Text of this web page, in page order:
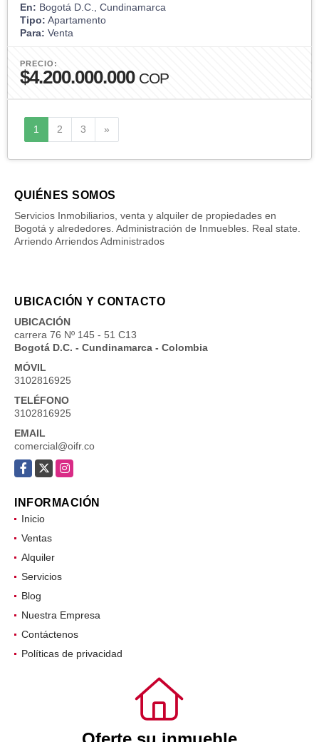
En: Bogotá D.C., Cundinamarca
Tipo: Apartamento
Para: Venta
PRECIO:
$4.200.000.000 COP
1 2 3 »
QUIÉNES SOMOS
Servicios Inmobiliarios, venta y alquiler de propiedades en
Bogotá y alrededores. Administración de Inmuebles. Real state.
Arriendo Arriendos Administrados
UBICACIÓN Y CONTACTO
UBICACIÓN
carrera 76 Nº 145 - 51 C13
Bogotá D.C. - Cundinamarca - Colombia
MÓVIL
3102816925
TELÉFONO
3102816925
EMAIL
comercial@oifr.co
Facebook
X Instagram
INFORMACIÓN
Inicio
Ventas
Alquiler
Servicios
Blog
Nuestra Empresa
Contáctenos
Políticas de privacidad